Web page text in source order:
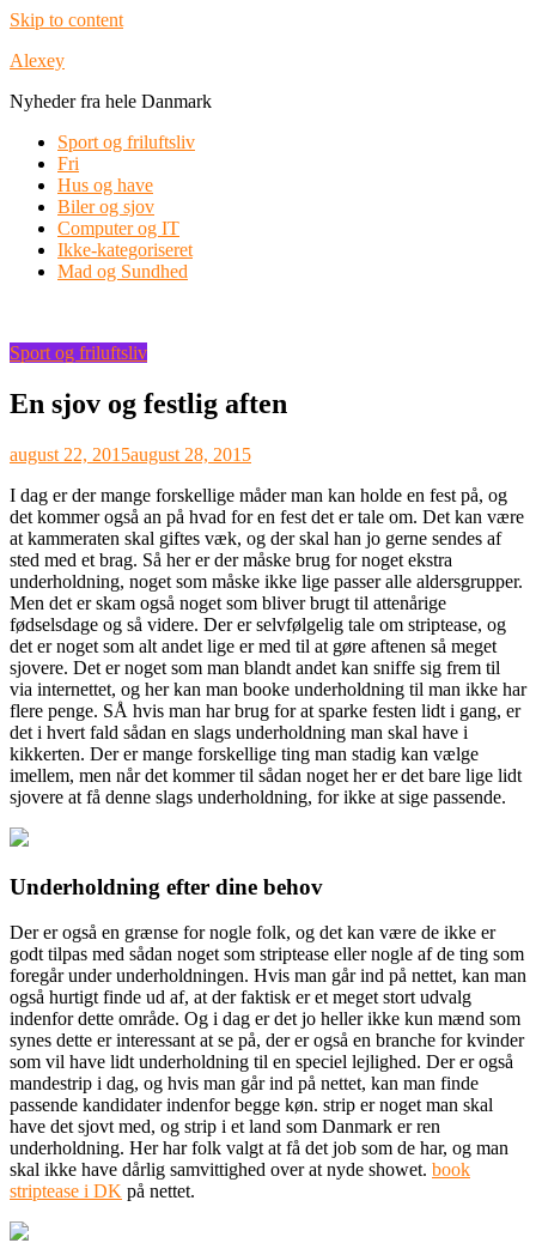
Skip to content
Alexey
Nyheder fra hele Danmark
Sport og friluftsliv
Fri
Hus og have
Biler og sjov
Computer og IT
Ikke-kategoriseret
Mad og Sundhed
Sport og friluftsliv
En sjov og festlig aften
august 22, 2015august 28, 2015
I dag er der mange forskellige måder man kan holde en fest på, og
det kommer også an på hvad for en fest det er tale om. Det kan være
at kammeraten skal giftes væk, og der skal han jo gerne sendes af
sted med et brag. Så her er der måske brug for noget ekstra
underholdning, noget som måske ikke lige passer alle aldersgrupper.
Men det er skam også noget som bliver brugt til attenårige
fødselsdage og så videre. Der er selvfølgelig tale om striptease, og
det er noget som alt andet lige er med til at gøre aftenen så meget
sjovere. Det er noget som man blandt andet kan sniffe sig frem til
via internettet, og her kan man booke underholdning til man ikke har
flere penge. SÅ hvis man har brug for at sparke festen lidt i gang, er
det i hvert fald sådan en slags underholdning man skal have i
kikkerten. Der er mange forskellige ting man stadig kan vælge
imellem, men når det kommer til sådan noget her er det bare lige lidt
sjovere at få denne slags underholdning, for ikke at sige passende.
Underholdning efter dine behov
Der er også en grænse for nogle folk, og det kan være de ikke er
godt tilpas med sådan noget som striptease eller nogle af de ting som
foregår under underholdningen. Hvis man går ind på nettet, kan man
også hurtigt finde ud af, at der faktisk er et meget stort udvalg
indenfor dette område. Og i dag er det jo heller ikke kun mænd som
synes dette er interessant at se på, der er også en branche for kvinder
som vil have lidt underholdning til en speciel lejlighed. Der er også
mandestrip i dag, og hvis man går ind på nettet, kan man finde
passende kandidater indenfor begge køn. strip er noget man skal
have det sjovt med, og strip i et land som Danmark er ren
underholdning. Her har folk valgt at få det job som de har, og man
skal ikke have dårlig samvittighed over at nyde showet. book
striptease i DK på nettet.